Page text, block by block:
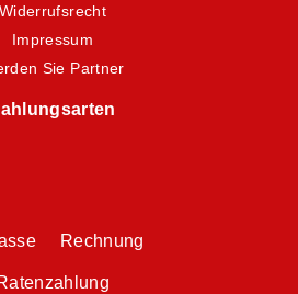
Widerrufsrecht
Impressum
Sie Partner
Rechnung